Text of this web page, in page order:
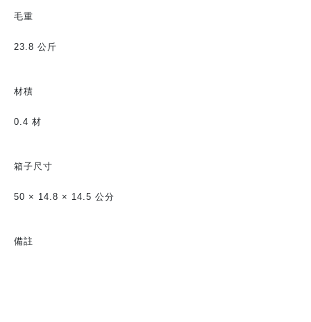
毛重
23.8 公斤
材積
0.4 材
箱子尺寸
50 × 14.8 × 14.5 公分
備註